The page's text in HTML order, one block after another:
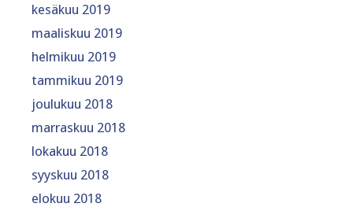
kesäkuu 2019
maaliskuu 2019
helmikuu 2019
tammikuu 2019
joulukuu 2018
marraskuu 2018
lokakuu 2018
syyskuu 2018
elokuu 2018